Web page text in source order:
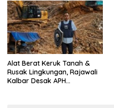
Alat Berat Keruk Tanah &
Rusak Lingkungan, Rajawali
Kalbar Desak APH